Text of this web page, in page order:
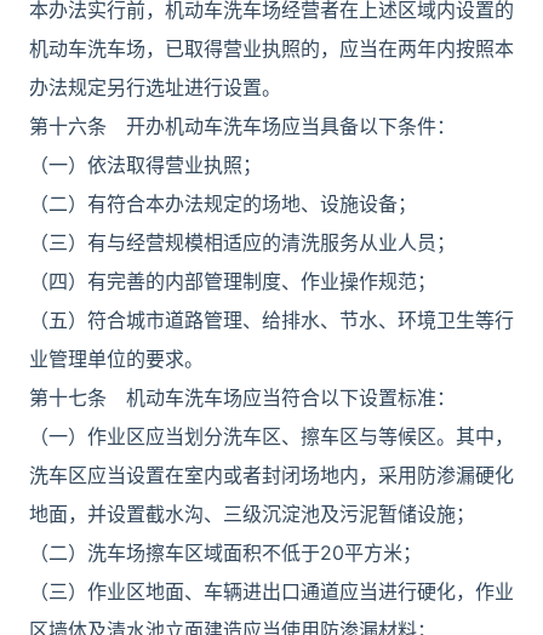
本办法实行前，机动车洗车场经营者在上述区域内设置的
机动车洗车场，已取得营业执照的，应当在两年内按照本
办法规定另行选址进行设置。
第十六条 开办机动车洗车场应当具备以下条件：
（一）依法取得营业执照；
（二）有符合本办法规定的场地、设施设备；
（三）有与经营规模相适应的清洗服务从业人员；
（四）有完善的内部管理制度、作业操作规范；
（五）符合城市道路管理、给排水、节水、环境卫生等行
业管理单位的要求。
第十七条 机动车洗车场应当符合以下设置标准：
（一）作业区应当划分洗车区、擦车区与等候区。其中，
洗车区应当设置在室内或者封闭场地内，采用防渗漏硬化
地面，并设置截水沟、三级沉淀池及污泥暂储设施；
（二）洗车场擦车区域面积不低于20平方米；
（三）作业区地面、车辆进出口通道应当进行硬化，作业
区墙体及清水池立面建造应当使用防渗漏材料；